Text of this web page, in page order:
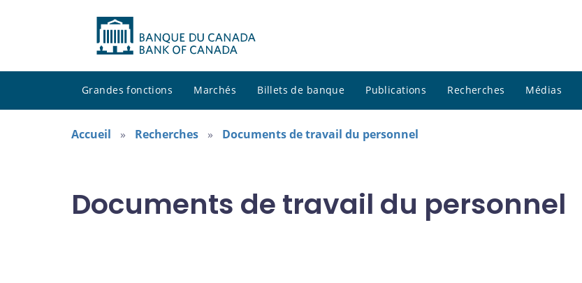
Grandes fonctions Marchés Billets de banque Publications Recherches Médias
Accueil Recherches Documents de travail du personnel
Documents de travail du personnel